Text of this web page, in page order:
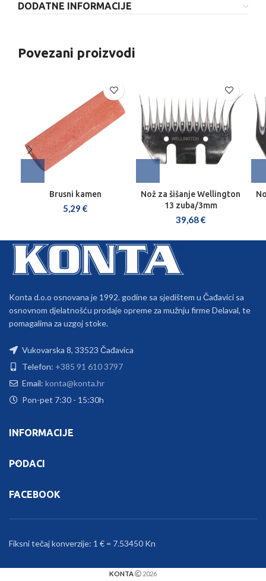
DODATNE INFORMACIJE
Povezani proizvodi
Brusni kamen
5,29 €
Nož za šišanje Wellington
13 zuba/3mm
39,68€
Konta d.o.o osnovana je 1992. godine sa sjedištem u Čađavici sa
osnovnom djelatnošću prodaje opreme za mužnju firme Delaval, te
pomagalima za uzgoj stoke.
Vukovarska 8, 33523 Čađavica
Telefon: +385 91 610 3797
Email: konta@konta.hr
Pon-pet 7:30 - 15:30h
INFORMACIJE
PODACI
FACEBOOK
Fiksni tečaj konverzije: 1 € = 7.53450 Kn
KONTA 2026